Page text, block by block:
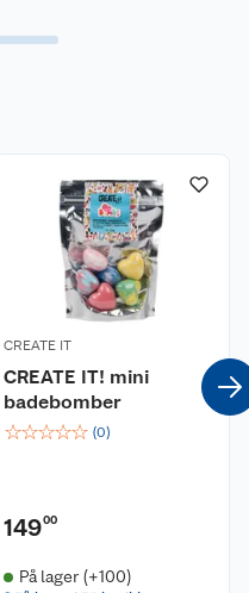
CREATE IT
CREATE IT! mini
badebomber
☆☆☆☆☆ (0)
14900
På lager (+100)